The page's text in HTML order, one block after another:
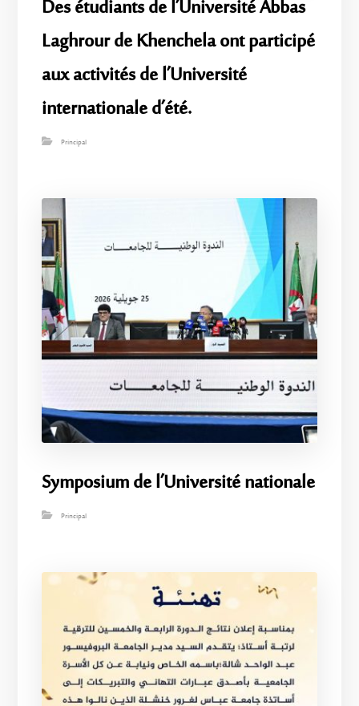
Des étudiants de l’Université Abbas
Laghrour de Khenchela ont participé
aux activités de l’Université
internationale d’été.
Principal
Symposium de l’Université nationale
Principal